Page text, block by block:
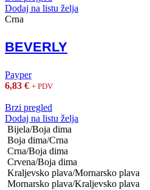
Dodaj na listu želja
Crna
BEVERLY
Payper
6,83 € + PDV
Brzi pregled
Dodaj na listu želja
Bijela/Boja dima
Boja dima/Crna
Crna/Boja dima
Crvena/Boja dima
Kraljevsko plava/Mornarsko plava
Mornarsko plava/Kraljevsko plava